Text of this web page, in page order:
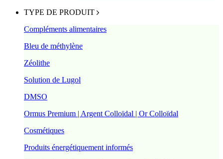
TYPE DE PRODUIT
Compléments alimentaires
Bleu de méthylène
Zéolithe
Solution de Lugol
DMSO
Ormus Premium | Argent Colloïdal | Or Colloïdal
Cosmétiques
Produits énergétiquement informés